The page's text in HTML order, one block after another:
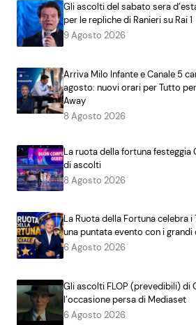
Gli ascolti del sabato sera
per le repliche di Ranieri su Rai 1
9 Agosto 2026
Arriva Milo Infante e Canale 5
agosto: nuovi orari per Tutto
Away
8 Agosto 2026
La ruota della fortuna festeggia
di ascolti
8 Agosto 2026
La Ruota della Fortuna celebra
una puntata evento con i
6 Agosto 2026
Gli ascolti FLOP (prevedibili) di
l’occasione persa di Mediaset
6 Agosto 2026